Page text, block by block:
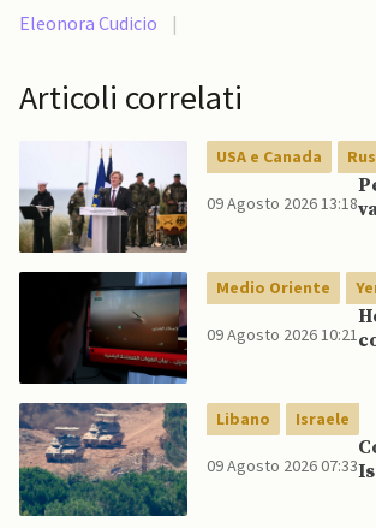
Eleonora Cudicio |
Articoli correlati
USA e Canada
09 Agosto 2026 13:18
Medio Oriente
09 Agosto 2026 10:21
Libano Israele
09 Agosto 2026 07:33